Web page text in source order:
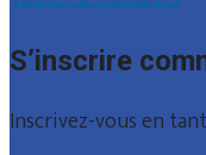
S’inscrire
Inscrivez-vous en